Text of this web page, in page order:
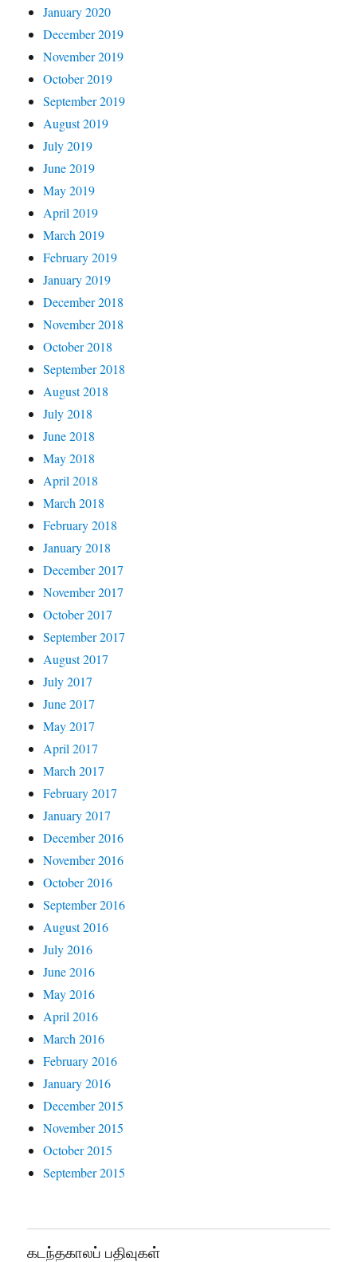
January 2020
December 2019
November 2019
October 2019
September 2019
August 2019
July 2019
June 2019
May 2019
April 2019
March 2019
February 2019
January 2019
December 2018
November 2018
October 2018
September 2018
August 2018
July 2018
June 2018
May 2018
April 2018
March 2018
February 2018
January 2018
December 2017
November 2017
October 2017
September 2017
August 2017
July 2017
June 2017
May 2017
April 2017
March 2017
February 2017
January 2017
December 2016
November 2016
October 2016
September 2016
August 2016
July 2016
June 2016
May 2016
April 2016
March 2016
February 2016
January 2016
December 2015
November 2015
October 2015
September 2015
கடந்தகாலப் பதிவுகள்